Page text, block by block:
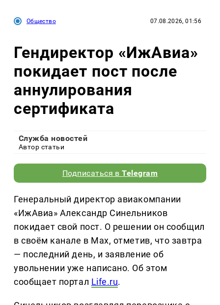
Общество 07.08.2026, 01:56
Гендиректор «ИжАвиа»
покидает пост после
аннулирования
сертификата
Служба новостей
Автор статьи
Подписаться вTelegram
Генеральный директор авиакомпании
«ИжАвиа» Александр Синельников
покидает свой пост. О решении он сообщил
в своём канале в Max, отметив, что завтра
— последний день, и заявление об
увольнении уже написано. Об этом
сообщает портал Life.ru.